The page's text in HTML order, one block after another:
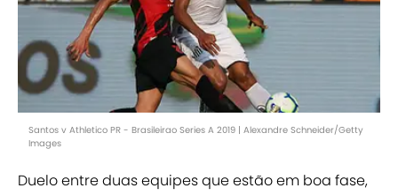
Santos v Athletico PR - Brasileirao Series A 2019 | Alexandre Schneider/Getty
Images
Duelo entre duas equipes que estão em boa fase,